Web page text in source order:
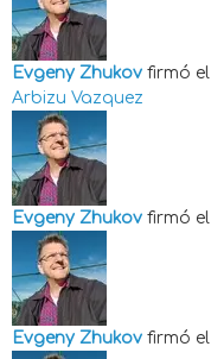
Evgeny Zhukov firmó el
Arbizu Vazquez
Evgeny Zhukov firmó el
Evgeny Zhukov firmó el